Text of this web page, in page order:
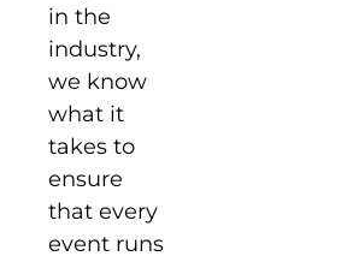
in the
industry,
we know
what it
takes to
ensure
that every
event runs